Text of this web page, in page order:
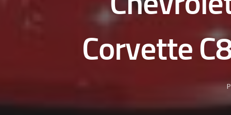
Corvette